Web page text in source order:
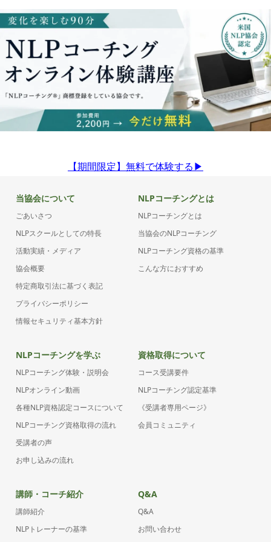
【期間限定】無料で体験する▶︎
当協会について
ごあいさつ
NLPスクールとしての特長
活動実績・メディア
協会概要
特定商取引法に基づく表記
プライバシーポリシー
情報セキュリティ基本方針
NLPコーチングとは
NLPコーチングとは
当協会のNLPコーチング
NLPコーチング資格の基準
こんな方におすすめ
NLPコーチングを学ぶ
NLPコーチング体験・説明会
NLPオンライン動画
各種NLP資格認定コースについて
NLPコーチング資格取得の流れ
受講者の声
お申し込みの流れ
資格取得について
コース受講要件
NLPコーチング認定基準
《受講者専用ページ》
会員コミュニティ
講師・コーチ紹介
講師紹介
NLPトレーナーの基準
Q&A
Q&A
お問い合わせ